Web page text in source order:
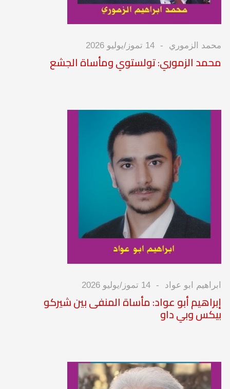
محمد الزموري 14 تموز/يوليو 2026
محمد الزموري: تولستوي ومأساة الجشع
ابراهيم ابو عواد 14 تموز/يوليو 2026
إبراهيم أبو عواد: مأساة المنفى بين شيركو
بيكس وبي داو